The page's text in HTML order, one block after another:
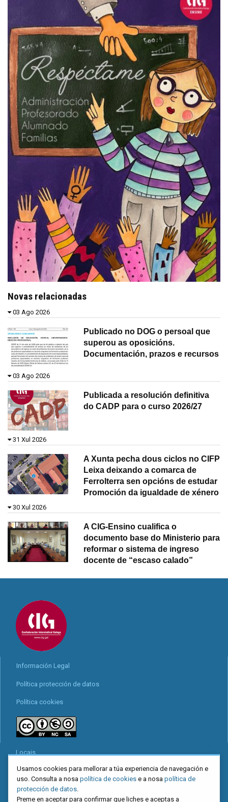
Novas relacionadas
03 Ago 2026
Publicado no DOG o persoal que
superou as oposicións.
Documentación, prazos e recursos
03 Ago 2026
Publicada a resolución definitiva
do CADP para o curso 2026/27
31 Xul 2026
A Xunta pecha dous ciclos no CIFP
Leixa deixando a comarca de
Ferrolterra sen opcións de estudar
Promoción da igualdade de xénero
30 Xul 2026
A CIG-Ensino cualifica o
documento base do Ministerio para
reformar o sistema de ingreso
docente de “escaso calado”
Información Legal
Política protección de datos
Política cookies
Locais
Mapa web
Redes sociais
Usamos cookies para mellorar a túa experiencia de navegación e
uso. Consulta a nosa política de cookies e a nosa política de
protección de datos
Preme en aceptar para confirmar que liches e aceptas a